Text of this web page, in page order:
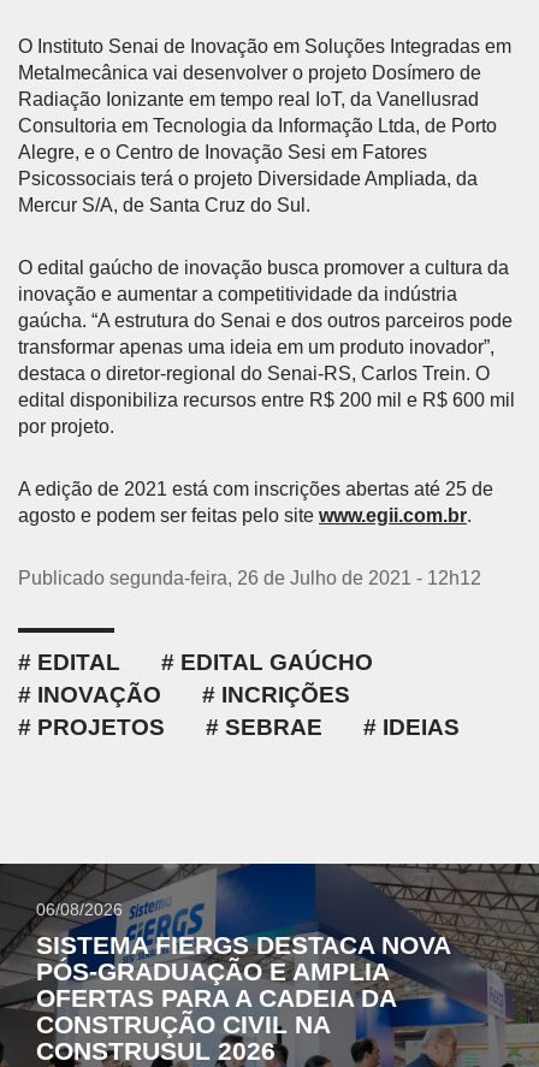
O Instituto Senai de Inovação em Soluções Integradas em
Metalmecânica vai desenvolver o projeto Dosímero de
Radiação Ionizante em tempo real IoT, da Vanellusrad
Consultoria em Tecnologia da Informação Ltda, de Porto
Alegre, e o Centro de Inovação Sesi em Fatores
Psicossociais terá o projeto Diversidade Ampliada, da
Mercur S/A, de Santa Cruz do Sul.
O edital gaúcho de inovação busca promover a cultura da
inovação e aumentar a competitividade da indústria
gaúcha. “A estrutura do Senai e dos outros parceiros pode
transformar apenas uma ideia em um produto inovador”,
destaca o diretor-regional do Senai-RS, Carlos Trein. O
edital disponibiliza recursos entre R$ 200 mil e R$ 600 mil
por projeto.
A edição de 2021 está com inscrições abertas até 25 de
agosto e podem ser feitas pelo site www.egii.com.br.
Publicado segunda-feira, 26 de Julho de 2021 - 12h12
EDITAL
EDITAL GAÚCHO
INOVAÇÃO
INCRIÇÕES
PROJETOS
SEBRAE IDEIAS
06/08/2026
SISTEMA FIERGS DESTACA NOVA
PÓS-GRADUAÇÃO E AMPLIA
OFERTAS PARA A CADEIA DA
CONSTRUÇÃO CIVIL NA
CONSTRUSUL 2026